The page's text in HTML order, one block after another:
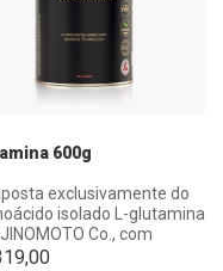
600g
exclusivamente do
isolado L-glutamina
Co., com
prima 100% vegetal.